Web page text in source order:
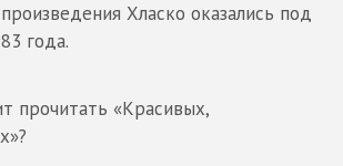
Хласко оказались под
года.
прочитать «Красивых,